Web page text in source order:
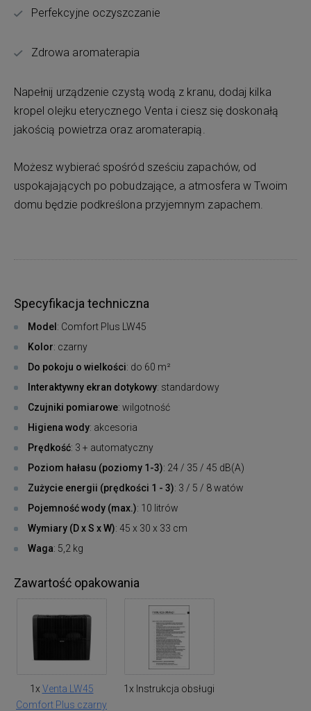
Perfekcyjne oczyszczanie
Zdrowa aromaterapia
Napełnij urządzenie czystą wodą z kranu, dodaj kilka
kropel olejku eterycznego Venta i ciesz się doskonałą
jakością powietrza oraz aromaterapią.
Możesz wybierać spośród sześciu zapachów, od
uspokajających po pobudzające, a atmosfera w Twoim
domu będzie podkreślona przyjemnym zapachem.
Specyfikacja techniczna
Model : Comfort Plus LW45
Kolor: czarny
Do pokoju o wielkości: do 60 m²
Interaktywny ekran dotykowy: standardowy
Czujniki pomiarowe: wilgotność
Higiena wody: akcesoria
Prędkość: 3 + automatyczny
Poziom hałasu (poziomy 1-3): 24 / 35 / 45 dB(A)
Zużycie energii (prędkości 1 - 3): 3 / 5 / 8 watów
Pojemność wody (max.): 10 litrów
Wymiary (D x S x W): 45 x 30 x 33 cm
Waga: 5,2 kg
Zawartość opakowania
1x Venta LW45
Comfort Plus czarny
1x Instrukcja obsługi